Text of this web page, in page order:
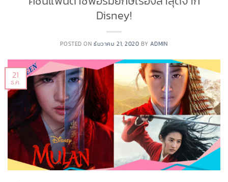
Disney!
POSTED ONธันวาคม 21, 2020 BY ADMIN
21
ธ.ค.